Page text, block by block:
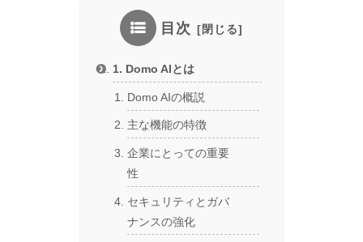
目次
1. Domo AIとは
Domo AIの概説
主な機能の特徴
企業にとっての重要
性
セキュリティとガバ
ナンスの強化